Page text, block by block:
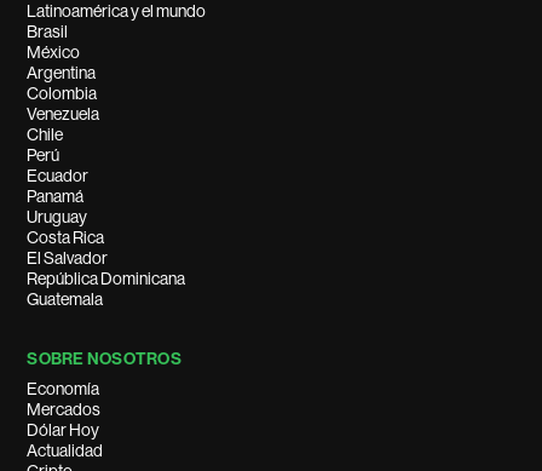
Latinoamérica y el mundo
Brasil
México
Argentina
Colombia
Venezuela
Chile
Perú
Ecuador
Panamá
Uruguay
Costa Rica
El Salvador
República Dominicana
Guatemala
SOBRE NOSOTROS
Economía
Mercados
Dólar Hoy
Actualidad